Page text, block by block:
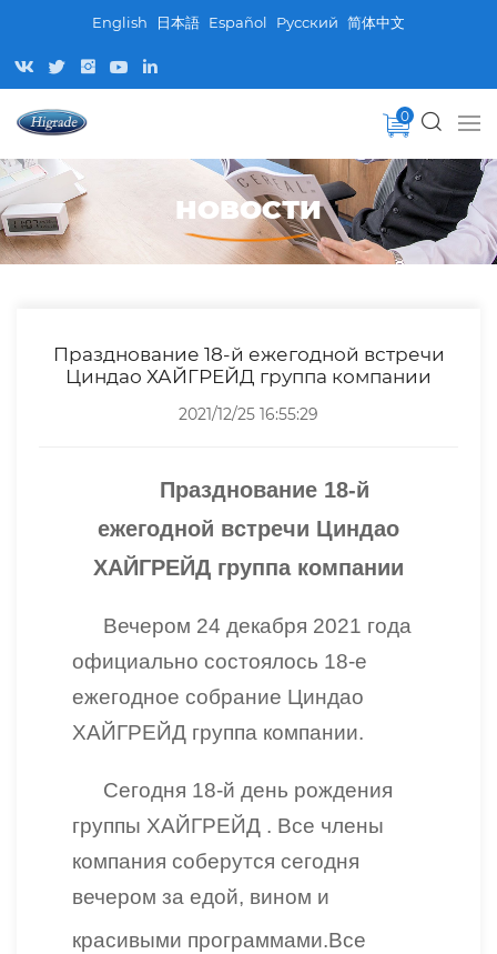
English 日本語 Español Pусский 简体中文
0
НОВОСТИ
Празднование 18-й ежегодной встречи
Циндао ХАЙГРЕЙД группа компании
2021/12/25 16:55:29
Празднование 18-й
ежегодной встречи Циндао
ХАЙГРЕЙД группа компании
Вечером 24 декабря 2021 года
официально состоялось 18-е
ежегодное собрание Циндао
ХАЙГРЕЙД группа компании.
Сегодня 18-й день рождения
группы ХАЙГРЕЙД . Все члены
компания соберутся сегодня
вечером за едой, вином и
красивыми программами.Все